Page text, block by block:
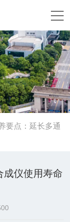
要点：延长多通
成仪使用寿命